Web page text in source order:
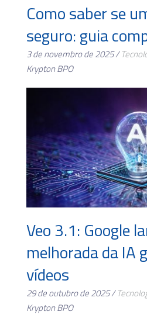
Como saber se
seguro: guia
3 de novembro de 2025 /
Krypton BPO
Veo 3.1: Google
melhorada da IA
vídeos
29 de outubro de 2025 /
Krypton BPO